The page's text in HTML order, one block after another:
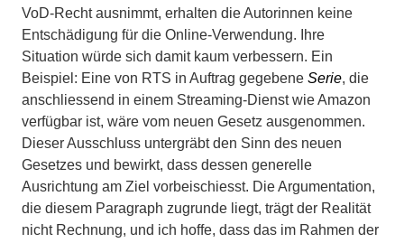
VoD-Recht ausnimmt, erhalten die Autorinnen keine
Entschädigung für die Online-Verwendung. Ihre
Situation würde sich damit kaum verbessern. Ein
Beispiel: Eine von RTS in Auftrag gegebene Serie, die
anschliessend in einem Streaming-Dienst wie Amazon
verfügbar ist, wäre vom neuen Gesetz ausgenommen.
Dieser Aus­schluss untergräbt den Sinn des neuen
Gesetzes und bewirkt, dass dessen generelle
Ausrichtung am Ziel vorbeischiesst. Die Argumentation,
die diesem Paragraph zugrunde liegt, trägt der Realität
nicht Rechnung, und ich hoffe, dass das im Rahmen der